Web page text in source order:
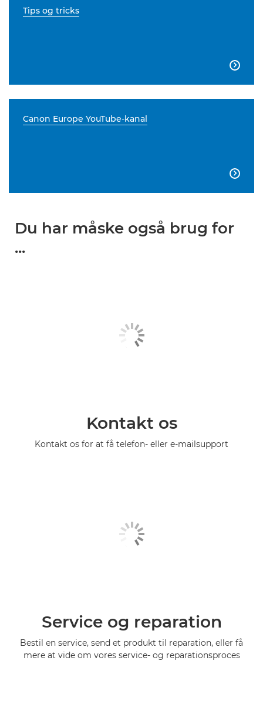
Tips og tricks

Canon Europe YouTube-kanal

Du har måske også brug for
...
Kontakt os
Kontakt os for at få telefon- eller e-mailsupport
Service og reparation
Bestil en service, send et produkt til reparation, eller få
mere at vide om vores service- og reparationsproces